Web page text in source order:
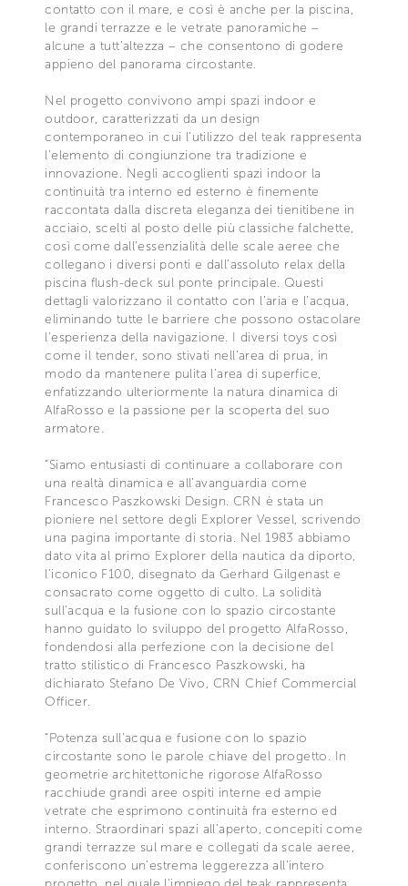
contatto con il mare, e così è anche per la piscina,
le grandi terrazze e le vetrate panoramiche –
alcune a tutt’altezza – che consentono di godere
appieno del panorama circostante.
Nel progetto convivono ampi spazi indoor e
outdoor, caratterizzati da un design
contemporaneo in cui l’utilizzo del teak rappresenta
l’elemento di congiunzione tra tradizione e
innovazione. Negli accoglienti spazi indoor la
continuità tra interno ed esterno è finemente
raccontata dalla discreta eleganza dei tienitibene in
acciaio, scelti al posto delle più classiche falchette,
così come dall’essenzialità delle scale aeree che
collegano i diversi ponti e dall’assoluto relax della
piscina flush-deck sul ponte principale. Questi
dettagli valorizzano il contatto con l’aria e l’acqua,
eliminando tutte le barriere che possono ostacolare
l’esperienza della navigazione. I diversi toys così
come il tender, sono stivati nell’area di prua, in
modo da mantenere pulita l’area di superfice,
enfatizzando ulteriormente la natura dinamica di
AlfaRosso e la passione per la scoperta del suo
armatore.
“Siamo entusiasti di continuare a collaborare con
una realtà dinamica e all’avanguardia come
Francesco Paszkowski Design. CRN è stata un
pioniere nel settore degli Explorer Vessel, scrivendo
una pagina importante di storia. Nel 1983 abbiamo
dato vita al primo Explorer della nautica da diporto,
l’iconico F100, disegnato da Gerhard Gilgenast e
consacrato come oggetto di culto. La solidità
sull’acqua e la fusione con lo spazio circostante
hanno guidato lo sviluppo del progetto AlfaRosso,
fondendosi alla perfezione con la decisione del
tratto stilistico di Francesco Paszkowski, ha
dichiarato Stefano De Vivo, CRN Chief Commercial
Officer.
“Potenza sull’acqua e fusione con lo spazio
circostante sono le parole chiave del progetto. In
geometrie architettoniche rigorose AlfaRosso
racchiude grandi aree ospiti interne ed ampie
vetrate che esprimono continuità fra esterno ed
interno. Straordinari spazi all’aperto, concepiti come
grandi terrazze sul mare e collegati da scale aeree,
conferiscono un’estrema leggerezza all’intero